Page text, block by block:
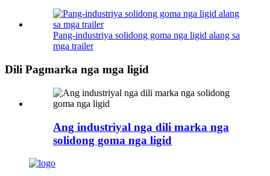
Pang-industriya solidong goma nga ligid alang sa
mga trailer
Dili Pagmarka nga mga ligid
Ang industriyal nga dili marka nga
solidong goma nga ligid